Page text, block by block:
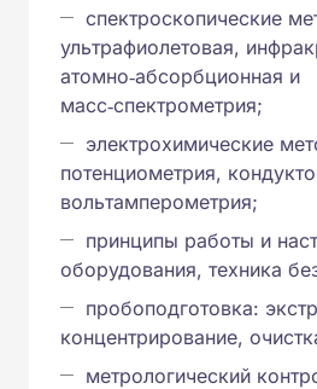
спектроскопические
ультрафиолетовая,
атомно‑абсорбционная и
масс‑спектрометрия;
электрохимические
потенциометрия,
вольтамперометрия;
принципы работы и
оборудования, техника
пробоподготовка:
концентрирование,
метрологический